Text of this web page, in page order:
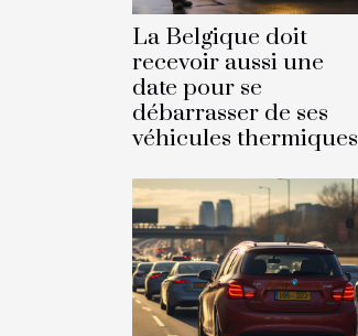
La Belgique doit
recevoir aussi une
date pour se
débarrasser de ses
véhicules thermiques